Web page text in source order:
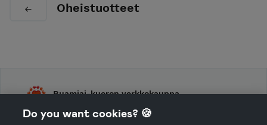
Oheistuotteet
Ruamjai-kuoron verkkokauppa
Shop Terms and Conditions
Do you want cookies? 🍪